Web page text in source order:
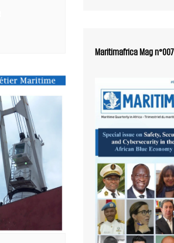
Maritimafrica Mag n°007